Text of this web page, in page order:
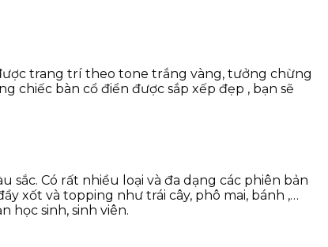
trang trí theo tone trắng vàng, tưởng chừng
bàn cổ điển được sắp xếp đẹp , bạn sẽ
Có rất nhiều loại và đa dạng các phiên bản
xốt và topping như trái cây, phô mai, bánh ,…
học sinh, sinh viên.